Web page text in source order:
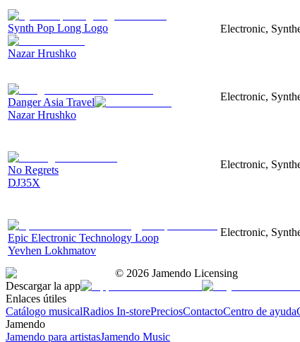
Synth Pop Long Logo
Nazar Hrushko
Electronic,
Danger Asia Travel
Nazar Hrushko
Electronic,
No Regrets
DJ35X
Electronic,
Epic Electronic Technology Loop
Yevhen Lokhmatov
Electronic,
© 2026 Jamendo Licensing
Descargar la app
Enlaces útiles
Catálogo musicalRadios In-storePreciosContactoCentro de ayuda
Jamendo
Jamendo para artistasJamendo Music